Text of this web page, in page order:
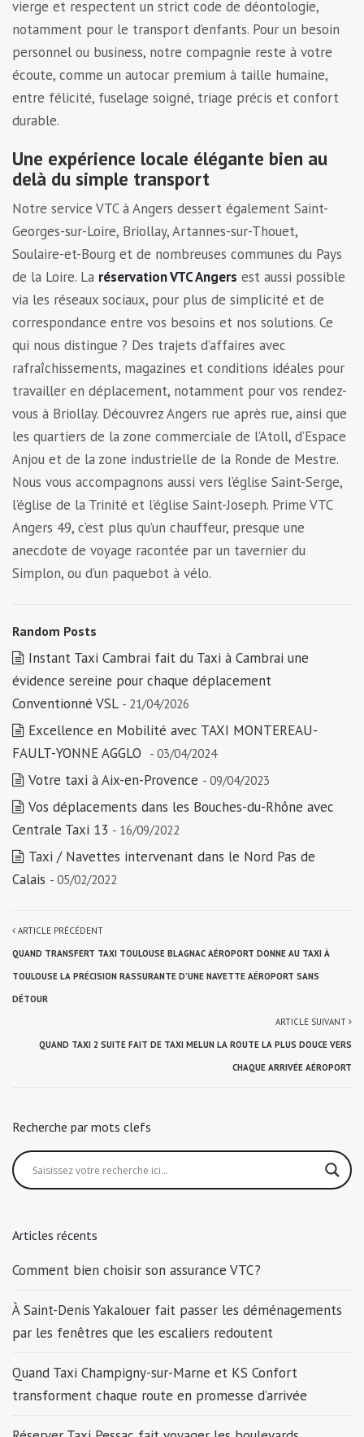
vierge et respectent un strict code de déontologie,
notamment pour le transport d’enfants. Pour un besoin
personnel ou business, notre compagnie reste à votre
écoute, comme un autocar premium à taille humaine,
entre félicité, fuselage soigné, triage précis et confort
durable.
Une expérience locale élégante bien au
delà du simple transport
Notre service VTC à Angers dessert également Saint-
Georges-sur-Loire, Briollay, Artannes-sur-Thouet,
Soulaire-et-Bourg et de nombreuses communes du Pays
de la Loire. La réservation VTC Angers est aussi possible
via les réseaux sociaux, pour plus de simplicité et de
correspondance entre vos besoins et nos solutions. Ce
qui nous distingue ? Des trajets d’affaires avec
rafraîchissements, magazines et conditions idéales pour
travailler en déplacement, notamment pour vos rendez-
vous à Briollay. Découvrez Angers rue après rue, ainsi que
les quartiers de la zone commerciale de l’Atoll, d’Espace
Anjou et de la zone industrielle de la Ronde de Mestre.
Nous vous accompagnons aussi vers l’église Saint-Serge,
l’église de la Trinité et l’église Saint-Joseph. Prime VTC
Angers 49, c’est plus qu’un chauffeur, presque une
anecdote de voyage racontée par un tavernier du
Simplon, ou d’un paquebot à vélo.
Random Posts
Instant Taxi Cambrai fait du Taxi à Cambrai une
évidence sereine pour chaque déplacement
Conventionné VSL - 21/04/2026
Excellence en Mobilité avec TAXI MONTEREAU-
FAULT-YONNE AGGLO - 03/04/2024
Votre taxi à Aix-en-Provence - 09/04/2023
Vos déplacements dans les Bouches-du-Rhône avec
Centrale Taxi 13 - 16/09/2022
Taxi / Navettes intervenant dans le Nord Pas de
Calais - 05/02/2022
ARTICLE PRÉCÉDENT
QUAND TRANSFERT TAXI TOULOUSE BLAGNAC AÉROPORT DONNE AU TAXI À
TOULOUSE LA PRÉCISION RASSURANTE D’UNE NAVETTE AÉROPORT SANS
DÉTOUR
ARTICLE SUIVANT
QUAND TAXI 2 SUITE FAIT DE TAXI MELUN LA ROUTE LA PLUS DOUCE VERS
CHAQUE ARRIVÉE AÉROPORT
Recherche par mots clefs
Articles récents
Comment bien choisir son assurance VTC ?
À Saint-Denis Yakalouer fait passer les déménagements
par les fenêtres que les escaliers redoutent
Quand Taxi Champigny-sur-Marne et KS Confort
transforment chaque route en promesse d’arrivée